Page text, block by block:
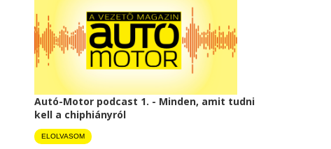
Autó-Motor podcast 1. - Minden, amit tudni
kell a chiphiányról
ELOLVASOM